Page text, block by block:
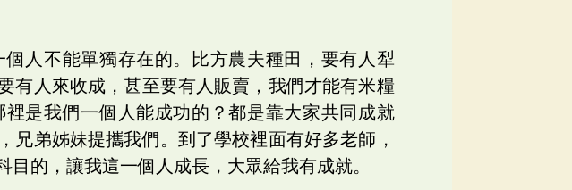
人不能單獨存在的。比方農夫種田，要有人犁
有人來收成，甚至要有人販賣，我們才能有米糧
是我們一個人能成功的？都是靠大家共同成就
兄弟姊妹提攜我們。到了學校裡面有好多老師，
的，讓我這一個人成長，大眾給我有成就。